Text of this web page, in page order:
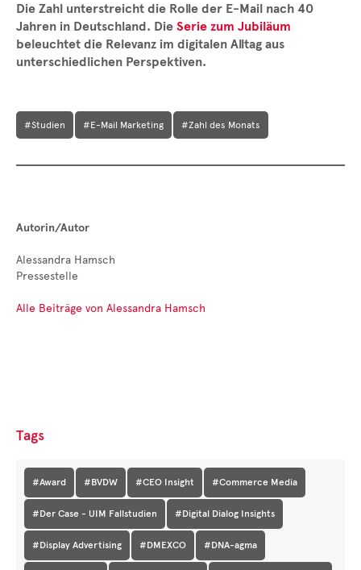
Die Zahl unterstreicht die Rolle der E-Mail nach 40
Jahren in Deutschland. Die Serie zum Jubiläum
beleuchtet die Relevanz im digitalen Alltag aus
unterschiedlichen Perspektiven.
#Studien #E-Mail Marketing #Zahl des Monats
Autorin/Autor
Alessandra Hamsch
Pressestelle
Alle Beiträge von Alessandra Hamsch
Tags
#Award #BVDW #CEO Insight #Commerce Media
#Der Case - UIM Fallstudien #Digital Dialog Insights
#Display Advertising #DMEXCO #DNA-agma